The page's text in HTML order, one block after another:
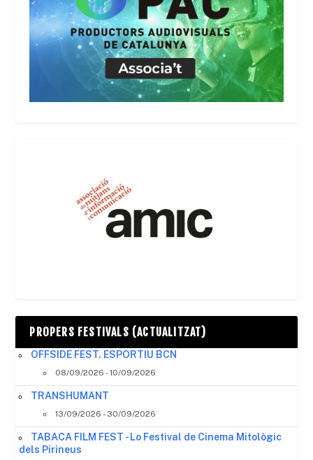
PROPERS FESTIVALS (ACTUALITZAT)
OFFSIDE FEST. ESPORTIU BCN
08/09/2026 - 10/09/2026
TRANSHUMANT
13/09/2026 - 30/09/2026
TABACA FILM FEST - Lo Festival de Cinema Mitològic
dels Pirineus